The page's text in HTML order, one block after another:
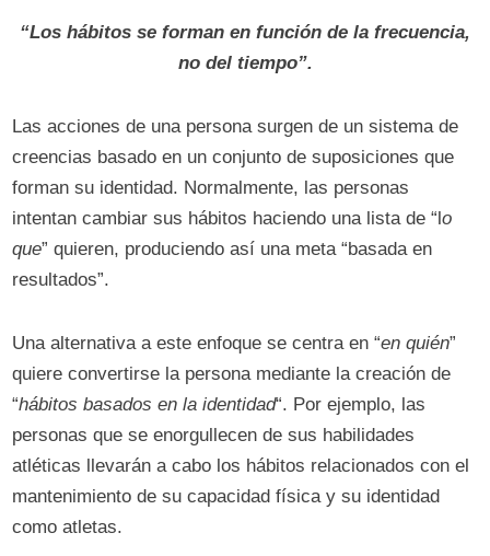
“Los hábitos se forman en función de la frecuencia,
no del tiempo”.
Las acciones de una persona surgen de un sistema de
creencias basado en un conjunto de suposiciones que
forman su identidad. Normalmente, las personas
intentan cambiar sus hábitos haciendo una lista de “lo
que” quieren, produciendo así una meta “basada en
resultados”.
Una alternativa a este enfoque se centra en “en quién”
quiere convertirse la persona mediante la creación de
“hábitos basados ​​en la identidad“. Por ejemplo, las
personas que se enorgullecen de sus habilidades
atléticas llevarán a cabo los hábitos relacionados con el
mantenimiento de su capacidad física y su identidad
como atletas.